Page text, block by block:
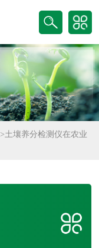
>土壤养分检测仪在农业